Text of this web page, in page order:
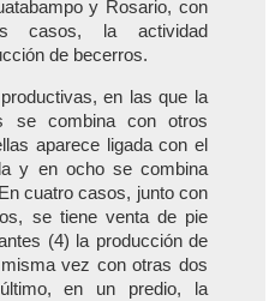
y Rosario, con
casos, la actividad
de becerros.
en las que la
se combina con otros
aparece ligada con el
y en ocho se combina
cuatro casos, junto con
se tiene venta de pie
(4) la producción de
vez con otras dos
en un predio, la